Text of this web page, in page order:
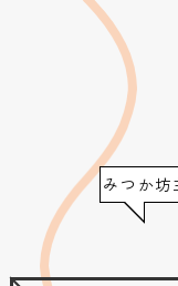
みつか坊